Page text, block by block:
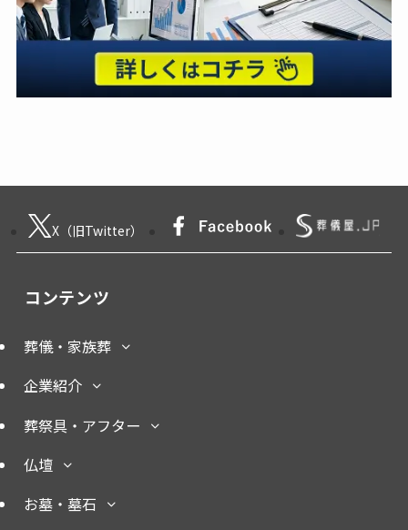
X（旧Twitter）
コンテンツ
葬儀・家族葬
企業紹介
葬祭具・アフター
仏壇
お墓・墓石